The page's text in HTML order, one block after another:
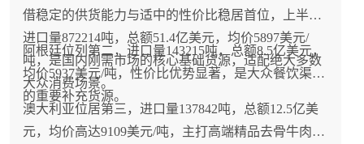
借稳定的供货能力与适中的性价比稳居首位，上半年
进口量872214吨，总额51.4亿美元，均价5897美元/
吨，是国内刚需市场的核心基础货源，适配绝大多数
大众消费场景。
阿根廷位列第二，进口量143215吨，总额8.5亿美元，
均价5937美元/吨，性价比优势显著，是大众餐饮渠道
的重要补充货源。
澳大利亚位居第三，进口量137842吨，总额12.5亿美
元，均价高达9109美元/吨，主打高端精品去骨牛肉，